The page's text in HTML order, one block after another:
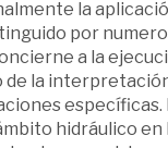
la
por
a la
de la
hidráulico